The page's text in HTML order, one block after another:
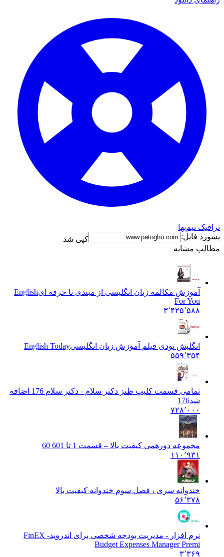
ترافیک نیم‌بها
پسورد فایل:
کپی شد
مطالب مشابه
آموزش مکالمه زبان انگلیسی از مبتدی تا حرفه ایEnglish
For You
۳٬۴۲۵٬۵۸۸
انگلیش تودی فیلم آموزش زبان انگليسیEnglish Today
۵۵۹٬۳۵۴
تمامی قسمت کلیپ طنز دکتر سلام - دکتر سلام 176 اضافه
شد176
۷۲۸٬۰۰۰
مجموعه دورهمی کیفیت بالا – قسمت 1 تا 60
1 60
۱۱۰٬۹۳۱
خندوانه سری ، فصل سوم خندوانه کیفیت بالا
۵۶٬۳۷۸
نرم افزار - مدیریت بودجه شخصی برای اندرویدFinEX -
Budget Expenses Manager Premi
۳٬۳۶۹